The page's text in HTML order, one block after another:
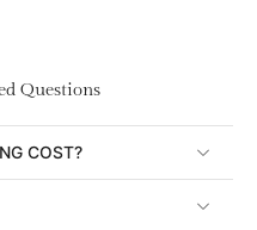
Questions
COST?